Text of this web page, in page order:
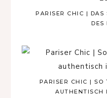
PARISER CHIC | DAS
DES
PARISER CHIC | SO
AUTHENTISCH